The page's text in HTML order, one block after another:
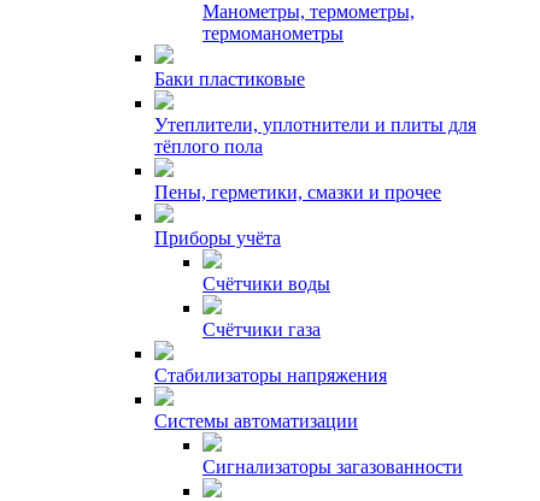
Манометры, термометры,
термоманометры
Баки пластиковые
Утеплители, уплотнители и плиты для
тёплого пола
Пены, герметики, смазки и прочее
Приборы учёта
Счётчики воды
Счётчики газа
Стабилизаторы напряжения
Системы автоматизации
Сигнализаторы загазованности